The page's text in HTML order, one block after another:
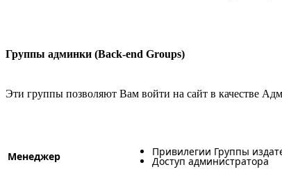
Группы админки (Back-end Groups)
Эти группы позволяют Вам войти на сайт в качестве
Менеджер Привилегии Группы
Доступ администратора